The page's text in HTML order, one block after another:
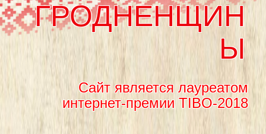
ГРОДНЕНЩИН
Ы
Сайт является лауреатом
интернет-премии TIBO-2018